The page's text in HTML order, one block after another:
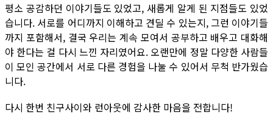
평소 공감하던 이야기들도 있었고, 새롭게 알게 된 지점들도 있었
습니다. 서로를 어디까지 이해하고 견딜 수 있는지, 그런 이야기들
까지 포함해서, 결국 우리는 계속 모여서 공부하고 배우고 대화해
야 한다는 걸 다시 느낀 자리였어요. 오랜만에 정말 다양한 사람들
이 모인 공간에서 서로 다른 경험을 나눌 수 있어서 무척 반가웠습
니다.
다시 한번 친구사이와 런아웃에 감사한 마음을 전합니다!